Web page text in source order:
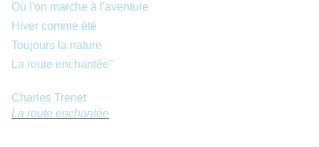
Où l'on marche à l'aventure
Hiver comme été
Toujours la nature
La route enchantée"
Charles Trenet
La route enchantée